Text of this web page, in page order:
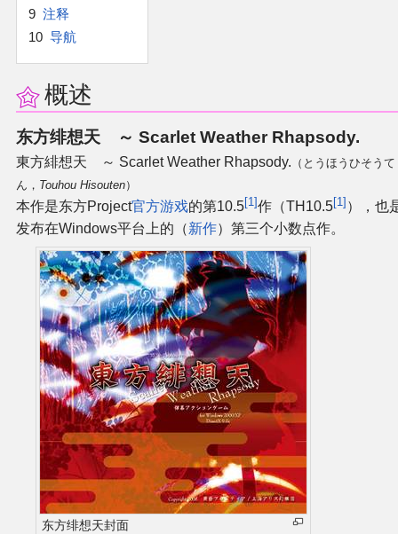
9 注释
10 导航
概述
东方绯想天 ～ Scarlet Weather Rhapsody.
東方緋想天 ～ Scarlet Weather Rhapsody. （とうほうひそうて
ん， Touhou Hisouten）
本作是东方Project官方游戏的第10.5 1 作（TH10.5 1 ），也
发布在Windows平台上的（新作）第三个小数点作。
东方绯想天封面
展会及活动导航
商业二次创作
同人二次创作
同人社团列表
同人志分类
同人专辑分类
同人软件列表
同人角色列表
同人视频列表
其他形式同人